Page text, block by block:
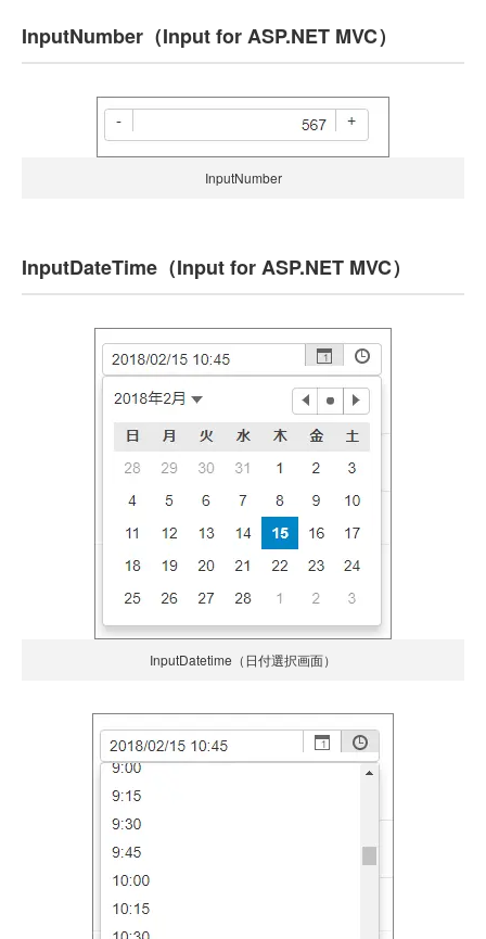
InputNumber（Input for ASP.NET MVC）
InputNumber
InputDateTime（Input for ASP.NET MVC）
InputDatetime（日付選択画面）